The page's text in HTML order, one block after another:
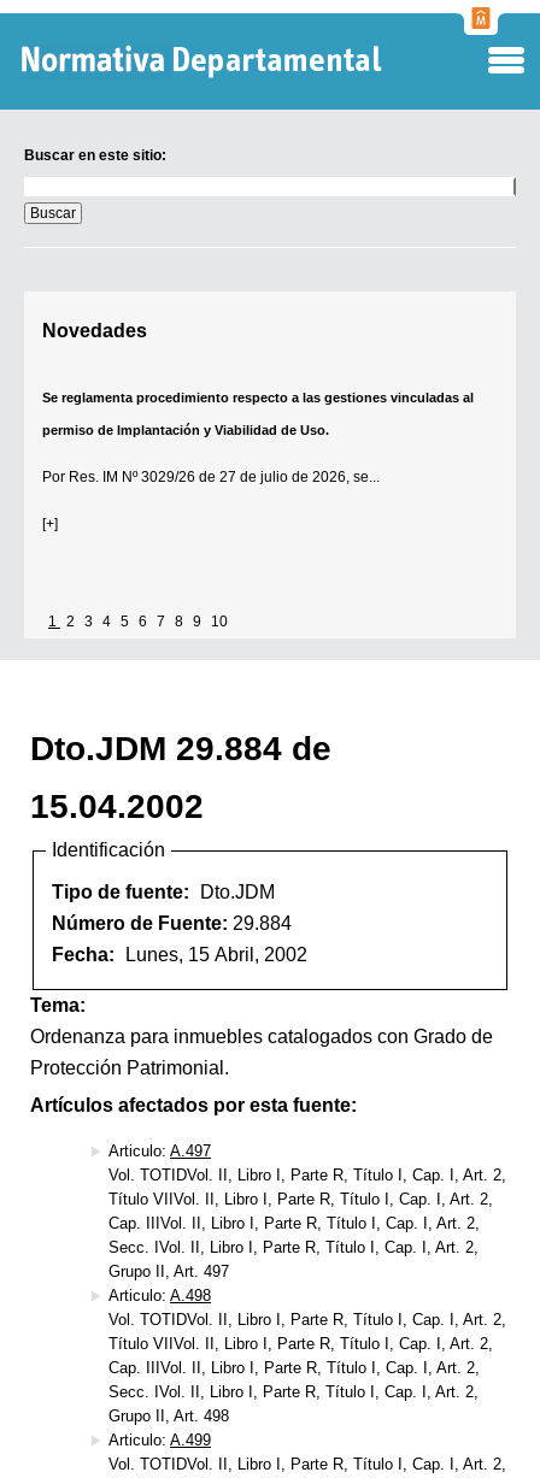
Buscar en este sitio:
en
este
sitio:
Novedades
Se reglamenta procedimiento respecto a las gestiones vinculadas al
permiso de Implantación y Viabilidad de Uso.
Por Res. IM Nº 3029/26 de 27 de julio de 2026, se...
[+]
1 2 3 4 5 6 7 8 9 10
Dto.JDM 29.884 de
15.04.2002
Identificación
Tipo de fuente:
Dto.JDM
Número de Fuente: 29.884
Fecha:
Lunes, 15 Abril, 2002
Tema:
Ordenanza para inmuebles catalogados con Grado de
Protección Patrimonial.
Artículos afectados por esta fuente:
Articulo: A.497
Vol. TOTIDVol. II, Libro I, Parte R, Título I, Cap. I, Art. 2,
Título VIIVol. II, Libro I, Parte R, Título I, Cap. I, Art. 2,
Cap. IIIVol. II, Libro I, Parte R, Título I, Cap. I, Art. 2,
Secc. IVol. II, Libro I, Parte R, Título I, Cap. I, Art. 2,
Grupo II, Art. 497
Articulo: A.498
Vol. TOTIDVol. II, Libro I, Parte R, Título I, Cap. I, Art. 2,
Título VIIVol. II, Libro I, Parte R, Título I, Cap. I, Art. 2,
Cap. IIIVol. II, Libro I, Parte R, Título I, Cap. I, Art. 2,
Secc. IVol. II, Libro I, Parte R, Título I, Cap. I, Art. 2,
Grupo II, Art. 498
Articulo: A.499
Vol. TOTIDVol. II, Libro I, Parte R, Título I, Cap. I, Art. 2,